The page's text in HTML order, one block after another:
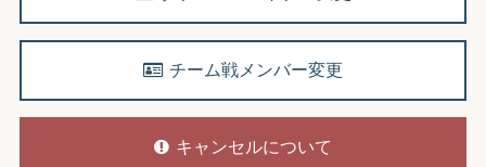
チーム戦メンバー変更
キャンセルについて